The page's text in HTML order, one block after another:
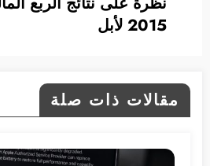
2015 لأبل
مقالات ذات صلة